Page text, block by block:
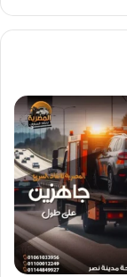
بخصم
اسرع ونش
يتم مطالبتك بأي
لدينا تعتبر
بارخص سعر و